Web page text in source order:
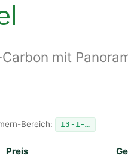
mit
Bereich: 13-1-…
Preis